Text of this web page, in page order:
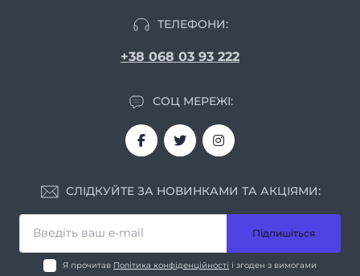
ТЕЛЕФОНИ:
+38 068 03 93 222
СОЦ МЕРЕЖІ:
СЛІДКУЙТЕ ЗА НОВИНКАМИ ТА АКЦІЯМИ:
Підпишіться
Я прочитав Політика конфіденційності і згоден з вимогами